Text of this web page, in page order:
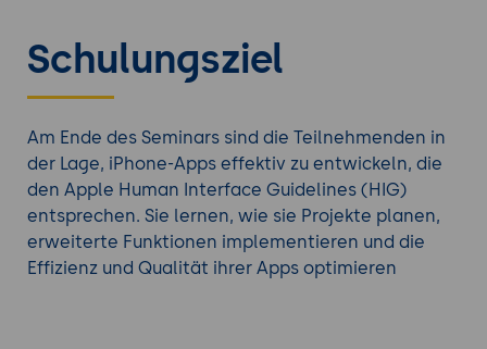
moderne und skalierbare iPhone-Apps mit Swift
und SwiftUI zu entwickeln. Mit detaillierten
hochwertige Benutzeroberflächen zu erstellen,
komplexe Interaktionen zu verwalten, Daten
effizient zu verwalten und ihre Apps optimal zu
gestalten, was zur Verbesserung der Effizienz und
Qualität ihrer Arbeit beiträgt.
Schulungsziel
Am Ende des Seminars sind die Teilnehmenden in
der Lage, iPhone-Apps effektiv zu entwickeln, die
den Apple Human Interface Guidelines (HIG)
entsprechen. Sie lernen, wie sie Projekte planen,
erweiterte Funktionen implementieren und die
Effizienz und Qualität ihrer Apps optimieren